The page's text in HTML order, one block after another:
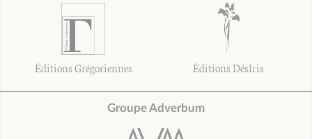
Éditions Grégoriennes Éditions DésIris
Groupe Adverbum